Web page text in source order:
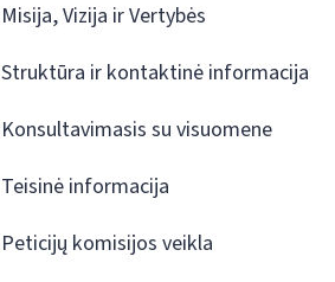
Misija, Vizija ir Vertybės
Struktūra ir kontaktinė informacija
Konsultavimasis su visuomene
Teisinė informacija
Peticijų komisijos veikla